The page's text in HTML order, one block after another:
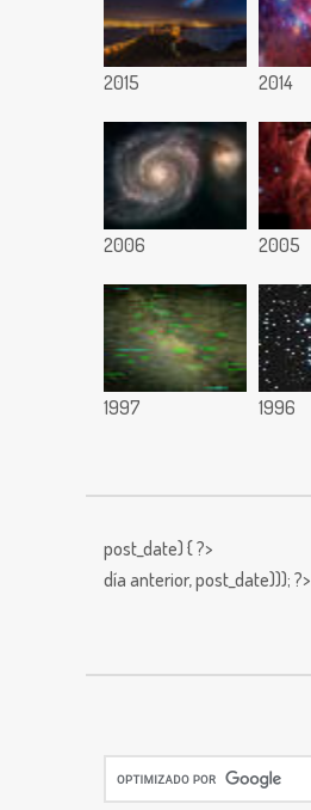
2015 2014
2006 2005
1997 1996
post_date) { ?>
día anterior,post_date))); ?>